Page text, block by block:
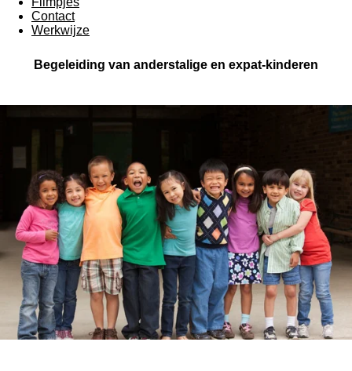
Contact
Werkwijze
Begeleiding van anderstalige en expat-kinderen